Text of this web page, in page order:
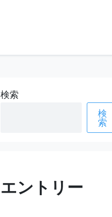
検索
検
索
エントリー